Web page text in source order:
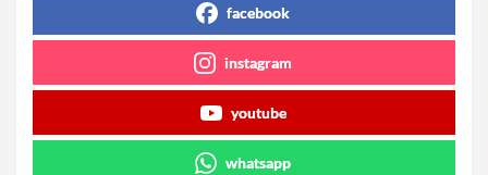
facebook
instagram
youtube
whatsapp